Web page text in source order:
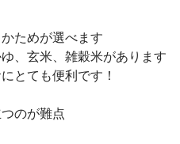
ためが選べます
、玄米、雑穀米があります
とても便利です！
のが難点